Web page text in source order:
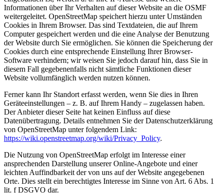
Informationen über Ihr Verhalten auf dieser Website an die OSMF
weitergeleitet. OpenStreetMap speichert hierzu unter Umständen
Cookies in Ihrem Browser. Das sind Textdateien, die auf Ihrem
Computer gespeichert werden und die eine Analyse der Benutzung
der Website durch Sie ermöglichen. Sie können die Speicherung der
Cookies durch eine entsprechende Einstellung Ihrer Browser-
Software verhindern; wir weisen Sie jedoch darauf hin, dass Sie in
diesem Fall gegebenenfalls nicht sämtliche Funktionen dieser
Website vollumfänglich werden nutzen können.
Ferner kann Ihr Standort erfasst werden, wenn Sie dies in Ihren
Geräteeinstellungen – z. B. auf Ihrem Handy – zugelassen haben.
Der Anbieter dieser Seite hat keinen Einfluss auf diese
Datenübertragung. Details entnehmen Sie der Datenschutzerklärung
von OpenStreetMap unter folgendem Link:
https://wiki.openstreetmap.org/wiki/Privacy_Policy.
Die Nutzung von OpenStreetMap erfolgt im Interesse einer
ansprechenden Darstellung unserer Online-Angebote und einer
leichten Auffindbarkeit der von uns auf der Website angegebenen
Orte. Dies stellt ein berechtigtes Interesse im Sinne von Art. 6 Abs. 1
lit. f DSGVO dar.